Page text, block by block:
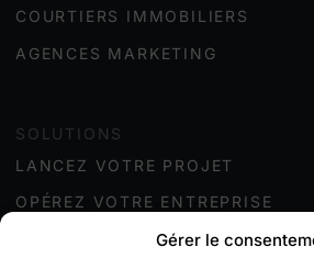
Gérer le
COURTIERS IMMOBILIERS
AGENCES MARKETING
SOLUTIONS
LANCEZ VOTRE PROJET
OPÉREZ VOTRE ENTREPRISE